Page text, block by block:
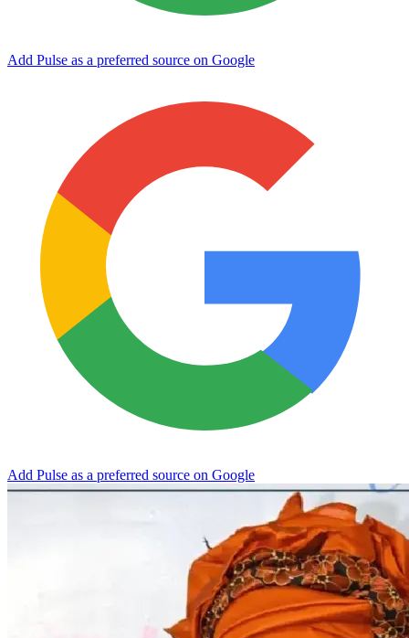
Add Pulse as a preferred source on Google
Add Pulse as a preferred source on Google